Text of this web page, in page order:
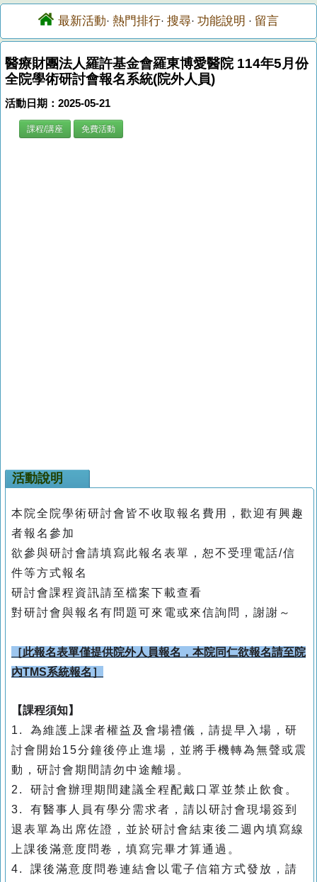
最新活動· 熱門排行· 搜尋· 功能說明 · 留言
醫療財團法人羅許基金會羅東博愛醫院 114年5月份
全院學術研討會報名系統(院外人員)
活動日期：2025-05-21
課程/講座 免費活動
活動說明
本院全院學術研討會皆不收取報名費用，歡迎有興趣
者報名參加
欲參與研討會請填寫此報名表單，恕不受理電話/信
件等方式報名
研討會課程資訊請至檔案下載查看
對研討會與報名有問題可來電或來信詢問，謝謝～
［此報名表單僅提供院外人員報名，本院同仁欲報名請至院
內TMS系統報名］
【課程須知】
1. 為維護上課者權益及會場禮儀，請提早入場，研
討會開始15分鐘後停止進場，並將手機轉為無聲或震
動，研討會期間請勿中途離場。
2. 研討會辦理期間建議全程配戴口罩並禁止飲食。
3. 有醫事人員有學分需求者，請以研討會現場簽到
退表單為出席佐證，並於研討會結束後二週內填寫線
上課後滿意度問卷，填寫完畢才算通過。
4. 課後滿意度問卷連結會以電子信箱方式發放，請